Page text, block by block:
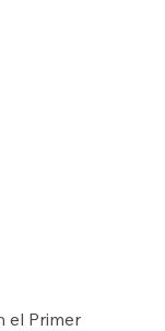
el Primer